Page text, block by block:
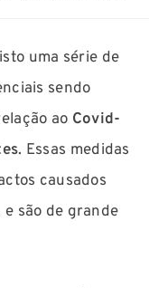
uma série de
sendo
ao Covid-
. Essas medidas
causados
são de grande